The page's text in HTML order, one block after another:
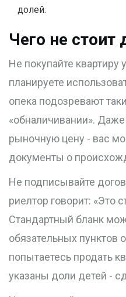
долей.
Чего не стоит
Не покупайте квартиру
планируете
опека подозревают
«обналичивании».
рыночную цену - вас
документы о
Не подписывайте
риелтор говорит: «Это
Стандартный бланк
обязательных пунктов
попытаетесь продать
указаны доли детей -